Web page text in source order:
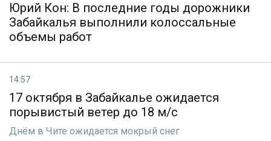
Юрий Кон: В последние годы дорожники
Забайкалья выполнили колоссальные
объемы работ
14:57
17 октября в Забайкалье ожидается
порывистый ветер до 18 м/с
Днём в Чите ожидается мокрый снег